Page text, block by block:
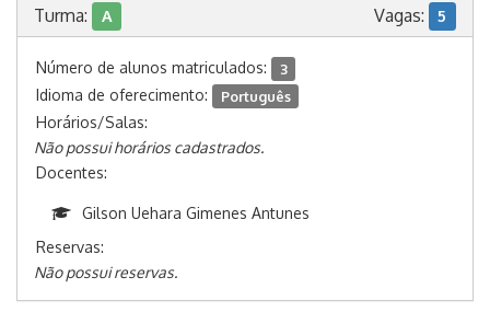
Turma: A Vagas: 5
Número de alunos matriculados: 3
Idioma de oferecimento: Português
Horários/Salas:
Não possui horários cadastrados.
Docentes:
Gilson Uehara Gimenes Antunes
Reservas:
Não possui reservas.